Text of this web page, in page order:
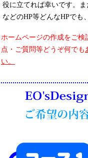
役に立てれば幸いです。
などのHP等どんなHPでも
ホームページの作成をご検
点・ご質問等どうぞ何でも
い。